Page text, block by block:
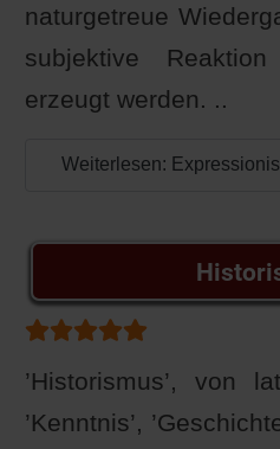
naturgetreue
subjektive
erzeugt werden. ..
Weiterlesen:
Bewertung:
’Historismus’, von
’Kenntnis’,